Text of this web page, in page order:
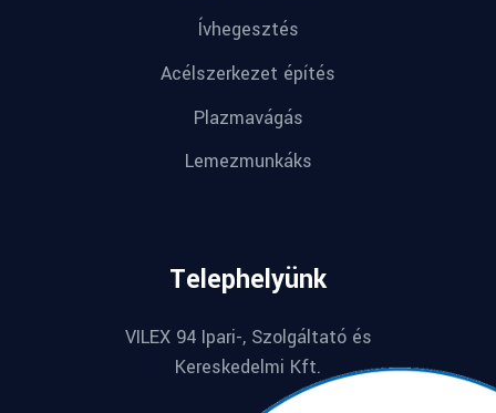
Ívhegesztés
Acélszerkezet építés
Plazmavágás
Lemezmunkáks
Telephelyünk
VILEX 94 Ipari-, Szolgáltató és
Kereskedelmi Kft.